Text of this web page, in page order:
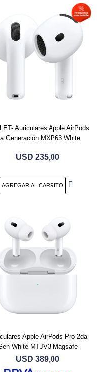
Auriculares Apple AirPods
Generación MXP63 White
USD 235,00
Apple AirPods Pro 2da
White MTJV3 Magsafe
USD 389,00